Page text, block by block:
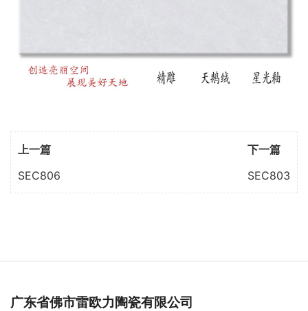
上一篇
SEC806
下一篇
SEC803
广东省佛市雷欧力陶瓷有限公司